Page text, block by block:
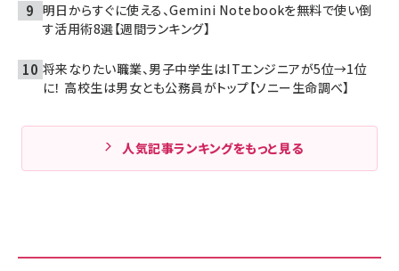
明日からすぐに使える、Gemini Notebookを無料で使い倒
す活用術8選【週間ランキング】
将来なりたい職業、男子中学生はITエンジニアが5位→1位
に！ 高校生は男女とも公務員がトップ【ソニー生命調べ】
人気記事ランキングをもっと見る